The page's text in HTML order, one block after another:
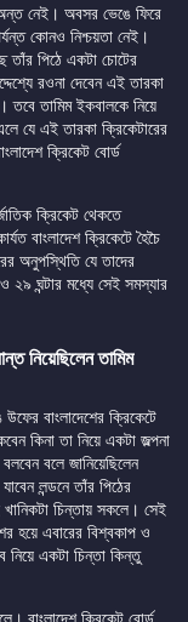
অন্ত নেই। অবসর ভেঙে ফিরে
কোনও নিশ্চয়তা নেই।
তাঁর পিঠে একটা চোটের
রওনা দেবেন এই তারকা
তবে তামিম ইকবালকে নিয়ে
যে এই তারকা ক্রিকেটারের
ক্রিকেট বোর্ড
ক্রিকেট থেকতে
বাংলাদেশ ক্রিকেটে হৈচৈ
অনুপস্থিতি যে তাদের
২৯ ঘন্টার মধ্যে সেই সমস্যার
নিয়েছিলেন তামিম
বাংলাদেশের ক্রিকেটে
কিনা তা নিয়ে একটা জল্পনা
বলে জানিয়েছিলেন
লন্ডনে তাঁর পিঠের
চিন্তায় সকলে। সেই
হয়ে এবারের বিশ্বকাপ ও
নিয়ে একটা চিন্তা কিন্তু